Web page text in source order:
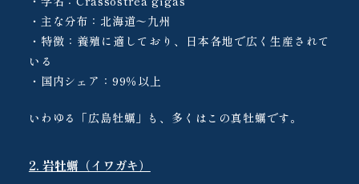
・主な分布：北海道〜九州
・特徴：養殖に適しており、日本各地で広く生産されて
いる
・国内シェア：99％以上
いわゆる「広島牡蠣」も、多くはこの真牡蠣です。
2. 岩牡蠣（イワガキ）